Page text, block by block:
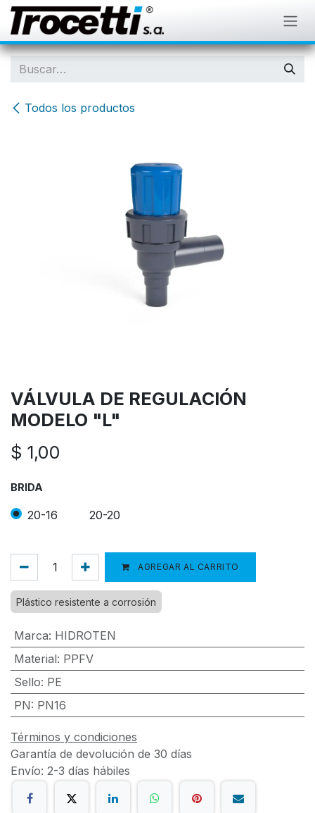
IR AL CONTENIDO
Todos los productos
VÁLVULA DE REGULACIÓN
MODELO "L"
$ 1,00
BRIDA
20-16 20-20
AGREGAR AL CARRITO
Plástico resistente a corrosión
Marca: HIDROTEN
Material: PPFV
Sello: PE
PN: PN16
Términos y condiciones
Garantía de devolución de 30 días
Envío: 2-3 días hábiles